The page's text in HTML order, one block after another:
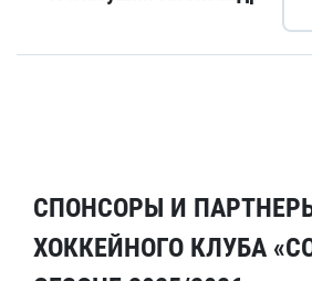
СПОНСОРЫ И
ХОККЕЙНОГО КЛУБА